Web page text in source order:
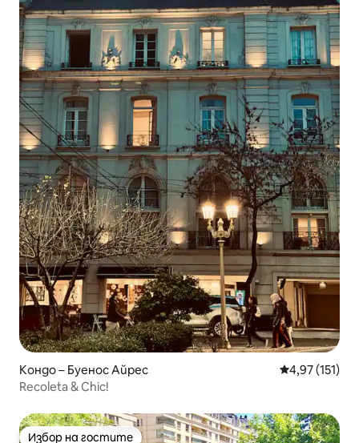
Кондо – Буенос Айрес Средна
4,97 (151)
Recoleta & Chic!
Избор на гостите